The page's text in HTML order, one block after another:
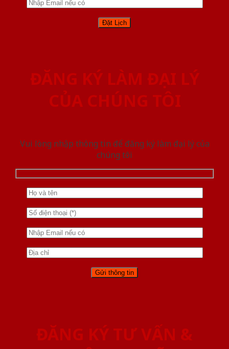
ĐĂNG KÝ LÀM ĐẠI LÝ
CỦA CHÚNG TÔI
Vui lòng nhập thông tin để đăng ký làm đại lý của
chúng tôi
ĐĂNG KÝ TƯ VẤN &